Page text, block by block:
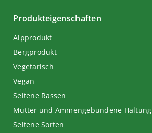
Produkteigenschaften
Alpprodukt
Bergprodukt
Vegetarisch
Vegan
Seltene Rassen
Mutter und Ammengebundene Haltung
Seltene Sorten